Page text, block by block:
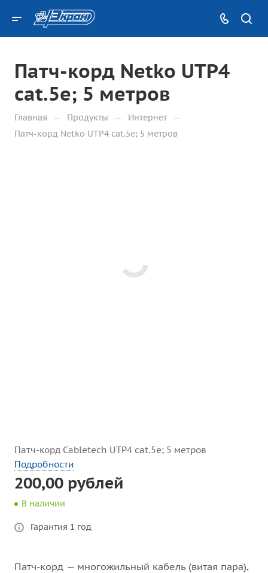
Патч-корд Netko UTP4
cat.5e; 5 метров
Главная — Продукты — Интернет —
Патч-корд Netko UTP4 cat.5e; 5 метров
Патч-корд Cabletech UTP4 cat.5e; 5 метров
Подробности
200,00 рублей
В наличии
Гарантия 1 год
Патч-корд — многожильный кабель (витая пара),